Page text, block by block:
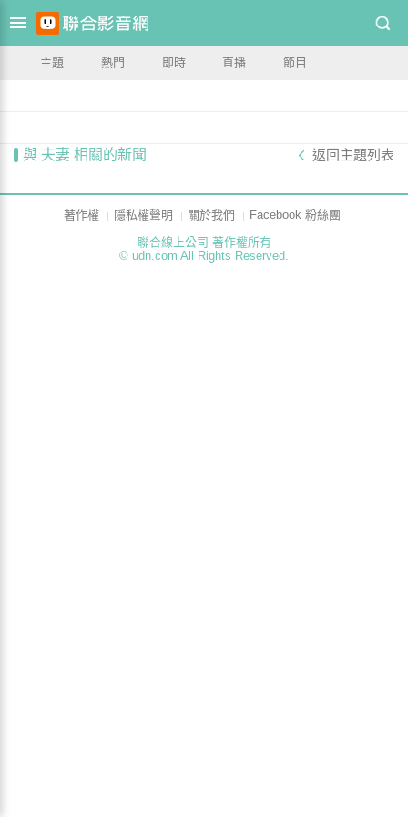
主題 熱門 即時 直播 節目
與 夫妻 相關的新聞 返回主題列表
著作權 隱私權聲明 關於我們
Facebook 粉絲團
聯合線上公司 著作權所有
© udn.com All Rights Reserved.